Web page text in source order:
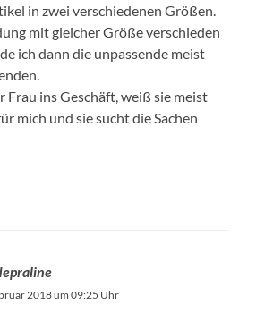
in zwei verschiedenen Größen.
mit gleicher Größe verschieden
ich dann die unpassende meist
Frau ins Geschäft, weiß sie meist
mich und sie sucht die Sachen
2018 um 09:25 Uhr